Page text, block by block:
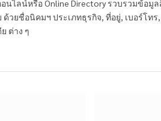
ไลน์หรือ Online Directory รวบรวมข้อมู
วยชื่อนิคมฯ ประเภทธุรกิจ, ที่อยู่, เบอร์โท
ต่าง ๆ